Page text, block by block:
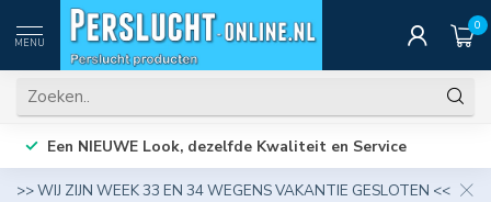
MENU
0
Een NIEUWE Look, dezelfde Kwaliteit en Service
>> WIJ ZIJN WEEK 33 EN 34 WEGENS VAKANTIE GESLOTEN <<